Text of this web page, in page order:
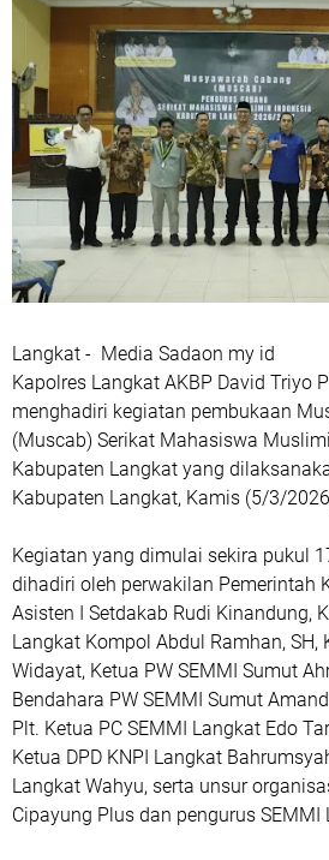
Langkat - Media Sadaon my id
Kapolres Langkat AKBP David Triyo
menghadiri kegiatan pembukaan
(Muscab) Serikat Mahasiswa
Kabupaten Langkat yang
Kabupaten Langkat, Kamis (5/3/
Kegiatan yang dimulai sekira pukul
dihadiri oleh perwakilan Pemerintah
Asisten I Setdakab Rudi Kinandung,
Langkat Kompol Abdul Ramhan, SH,
Widayat, Ketua PW SEMMI Sumut
Bendahara PW SEMMI Sumut
Plt. Ketua PC SEMMI Langkat Edo
Ketua DPD KNPI Langkat
Langkat Wahyu, serta unsur
Cipayung Plus dan pengurus SEMMI